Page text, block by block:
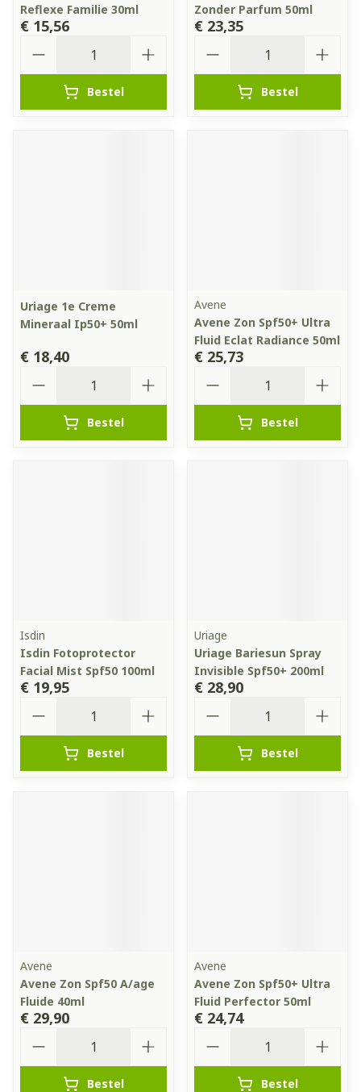
Reflexe Familie 30ml
€ 15,56
Bestel
Zonder Parfum 50ml
€ 23,35
Bestel
Uriage 1e Creme
Mineraal Ip50+ 50ml
€ 18,40
Bestel
Avene
Avene Zon Spf50+ Ultra
Fluid Eclat Radiance 50ml
€ 25,73
Bestel
Isdin
Isdin Fotoprotector
Facial Mist Spf50 100ml
€ 19,95
Bestel
Uriage
Uriage Bariesun Spray
Invisible Spf50+ 200ml
€ 28,90
Bestel
Avene
Avene Zon Spf50 A/age
Fluide 40ml
€ 29,90
Bestel
Avene
Avene Zon Spf50+ Ultra
Fluid Perfector 50ml
€ 24,74
Bestel